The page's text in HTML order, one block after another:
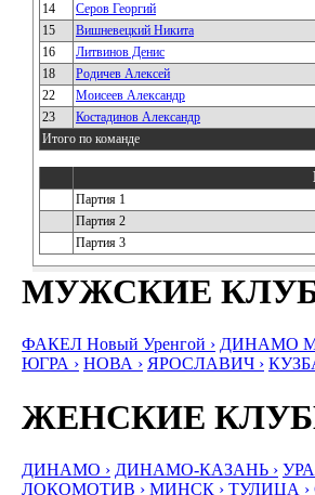
14 Серов Георгий
15 Вишневецкий Никита
16 Литвинов Денис
18 Родичев Алексей
22 Моисеев Александр
23 Костадинов Александр
Итого по команде
Партия 1
Партия 2
Партия 3
МУЖСКИЕ
ФАКЕЛ Новый Уренгой › ДИНАМО
ЮГРА › НОВА › ЯРОСЛАВИЧ ›
ЖЕНСКИЕ
ДИНАМО › ДИНАМО-КАЗАНЬ ›
ЛОКОМОТИВ › МИНСК › ТУЛИЦА ›